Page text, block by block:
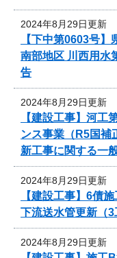
2024年8月29日更新
【下中第0603号
南部地区 川西用水
告
2024年8月29日更新
【建設工事】河
ンス事業（R5国補
新工事に関する一
2024年8月29日更新
【建設工事】6債
下流送水管更新（
2024年8月29日更新